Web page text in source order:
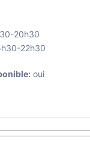
20h30
22h30
oui